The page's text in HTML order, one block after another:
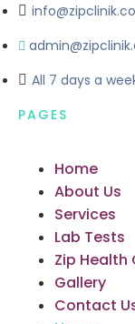
All 7 days a
PAGES
Home
About Us
Services
Lab Tests
Zip Health
Gallery
Contact